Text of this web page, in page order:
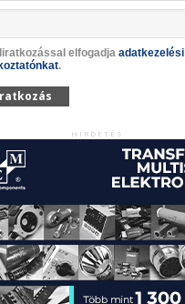
elfogadja adatkezelési
.
HIRDETÉS